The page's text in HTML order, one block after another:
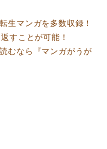
生マンガを多数収録！
すことが可能！
むなら『マンガがうが